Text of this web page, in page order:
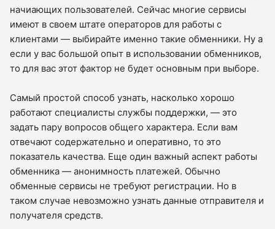
начиающих пользователей. Сейчас многие сервисы
имеют в своем штате операторов для работы с
клиентами — выбирайте именно такие обменники. Ну а
если у вас большой опыт в использовании обменников,
то для вас этот фактор не будет основным при выборе.
Самый простой способ узнать, насколько хорошо
работают специалисты службы поддержки, — это
задать пару вопросов общего характера. Если вам
отвечают содержательно и оперативно, то это
показатель качества. Еще один важный аспект работы
обменника — анонимность платежей. Обычно
обменные сервисы не требуют регистрации. Но в
таком случае невозможно узнать данные отправителя и
получателя средств.